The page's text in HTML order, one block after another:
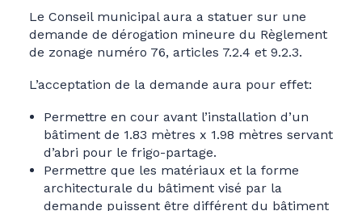
Le Conseil municipal aura a statuer sur une
demande de dérogation mineure du Règlement
de zonage numéro 76, articles 7.2.4 et 9.2.3.
L’acceptation de la demande aura pour effet:
Permettre en cour avant l’installation d’un
bâtiment de 1.83 mètres x 1.98 mètres servant
d’abri pour le frigo-partage.
Permettre que les matériaux et la forme
architecturale du bâtiment visé par la
demande puissent être différent du bâtiment